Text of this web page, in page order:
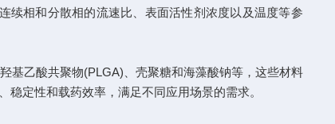
续相和分散相的流速比、表面活性剂浓度以及温度等参
乙酸共聚物(PLGA)、壳聚糖和海藻酸钠等，这些材料
定性和载药效率，满足不同应用场景的需求。